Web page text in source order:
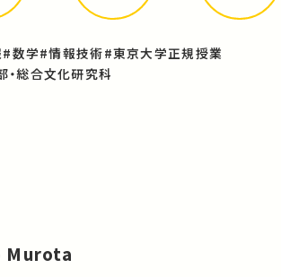
#数学#情報技術#東京大学正規授業
・総合文化研究科
Murota